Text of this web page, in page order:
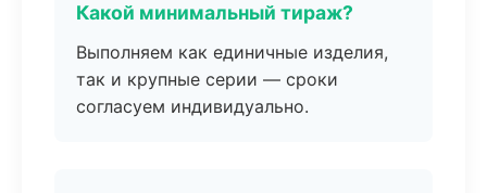
Какой минимальный тираж?
Выполняем как единичные изделия,
так и крупные серии — сроки
согласуем индивидуально.